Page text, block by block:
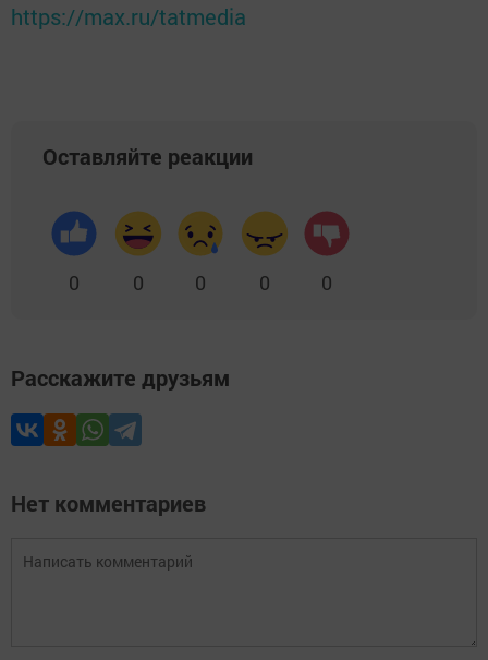
https://max.ru/tatmedia
Оставляйте реакции
0 0 0 0 0
Расскажите друзьям
Нет комментариев